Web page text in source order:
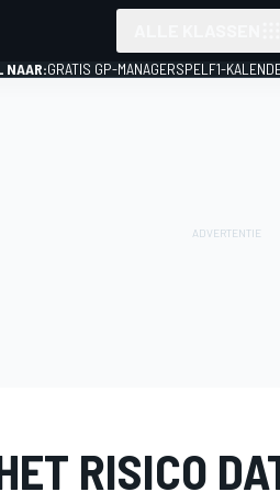
NAAR:GRATIS GP-MANAGERSPEL F1-
RISICO